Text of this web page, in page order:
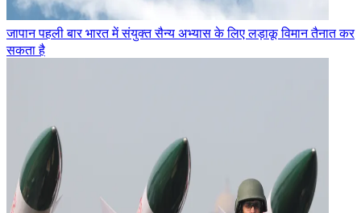
जापान पहली बार भारत में संयुक्त सैन्य अभ्यास के लिए लड़ाकू विमान तैनात कर
सकता है